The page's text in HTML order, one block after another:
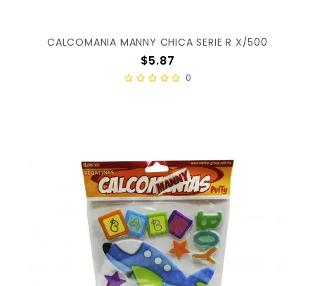
CALCOMANIA MANNY CHICA SERIE R X/500
Precio
$5.87
0